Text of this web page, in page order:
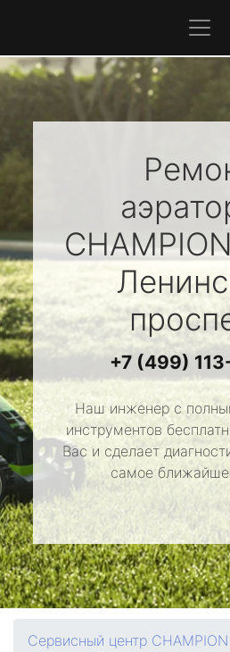
+7 (499)
Наш инженер с
инструментов
Вас и сделает
самое
Сервисный центр CHAMPION